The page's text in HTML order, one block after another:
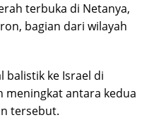
terbuka di Netanya,
bagian dari wilayah
balistik ke Israel di
meningkat antara kedua
tersebut.